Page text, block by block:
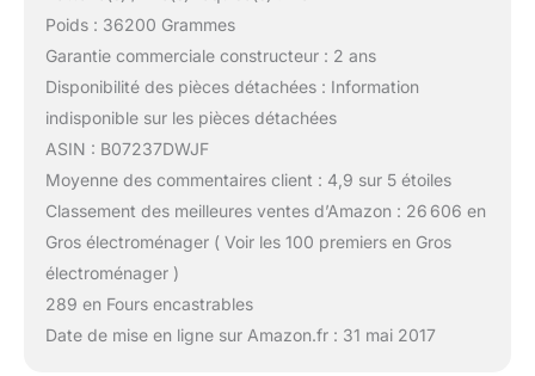
Poids : 36200 Grammes
Garantie commerciale constructeur : 2 ans
Disponibilité des pièces détachées : Information
indisponible sur les pièces détachées
ASIN : B07237DWJF
Moyenne des commentaires client : 4,9 sur 5 étoiles
Classement des meilleures ventes d’Amazon : 26 606 en
Gros électroménager ( Voir les 100 premiers en Gros
électroménager )
289 en Fours encastrables
Date de mise en ligne sur Amazon.fr : 31 mai 2017